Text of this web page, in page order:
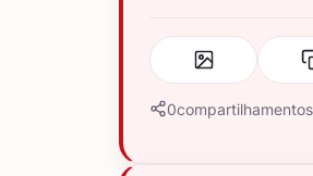
0compartilhamentos